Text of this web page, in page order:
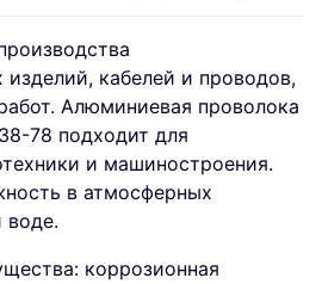
изделий, кабелей и проводов,
Алюминиевая проволока
78 подходит для
и машиностроения.
в атмосферных
воде.
коррозионная